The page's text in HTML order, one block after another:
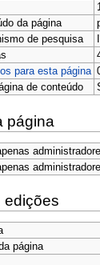
da página
de pesquisa
para esta página
de conteúdo
página
edições
página